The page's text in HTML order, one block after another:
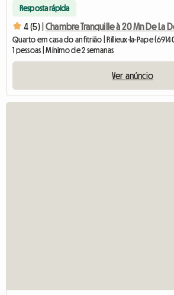
Resposta rápida
4 (5) | Chambre Tranquille à 20 Mn De La
Quarto em casa do anfitrião | Rillieux-la-Pape
1 pessoas | Mínimo de 2 semanas
Ver anúncio